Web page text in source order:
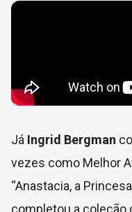
Já Ingrid Bergman
vezes como Melhor
“Anastacia, a
completou a coleção